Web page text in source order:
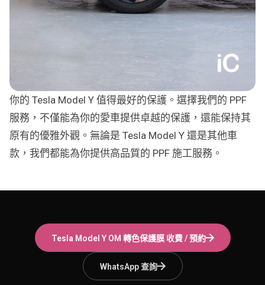
你的 Tesla Model Y 值得最好的保護。選擇我們的 PPF
服務，不僅能為你的愛車提供卓越的保護，還能保持其
原有的優雅外觀。無論是 Tesla Model Y 還是其他車
款，我們都能為你提供高品質的 PPF 施工服務。
Tesla Model Y OM 轉色保護膜收費 / 預約
WhatsApp 查詢